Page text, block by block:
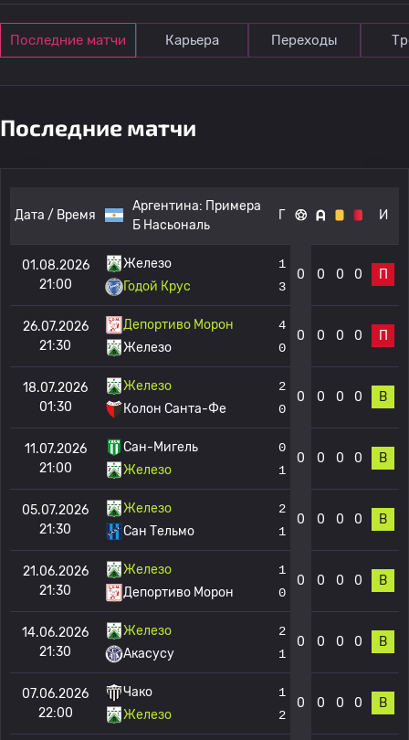
Последние матчи Карьера Переходы
Последние матчи
Дата / Время
Аргентина: Примера
Б Насьональ
Г И
01.08.2026
21:00
Железо
Годой Крус
1
3
0 0 0 0 П
26.07.2026
21:30
Депортиво Морон
Железо
4
0
0 0 0 0 П
18.07.2026
01:30
Железо
Колон Санта-Фе
2
0
0 0 0 0 В
11.07.2026
21:00
Сан-Мигель
Железо
0
1
0 0 0 0 В
05.07.2026
21:30
Железо
Сан Тельмо
2
1
0 0 0 0 В
21.06.2026
21:30
Железо
Депортиво Морон
1
0
0 0 0 0 В
14.06.2026
21:30
Железо
Акасусу
2
1
0 0 0 0 В
07.06.2026
22:00
Чако
Железо
1
2
0 0 0 0 В